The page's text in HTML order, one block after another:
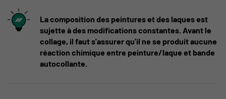
La composition des peintures et des laques est
sujette à des modifications constantes. Avant le
collage, il faut s'assurer qu'il ne se produit aucune
réaction chimique entre peinture/laque et bande
autocollante.